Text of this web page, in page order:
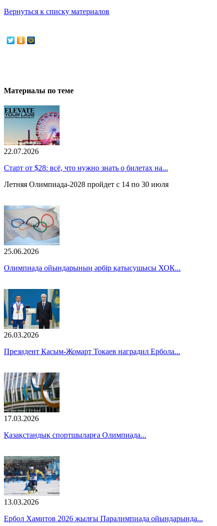
Вернуться к списку материалов
Материалы по теме
22.07.2026
Старт от $28: всё, что нужно знать о билетах на...
Летняя Олимпиада-2028 пройдет с 14 по 30 июля
25.06.2026
Олимпиада ойындарының әрбір қатысушысы ХОК...
26.03.2026
Президент Касым-Жомарт Токаев наградил Ербола...
17.03.2026
Қазақстандық спортшыларға Олимпиада...
13.03.2026
Ербол Хамитов 2026 жылғы Паралимпиада ойындарында...